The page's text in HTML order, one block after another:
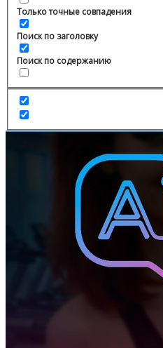
Только точные совпадения
Поиск по заголовку
Поиск по содержанию